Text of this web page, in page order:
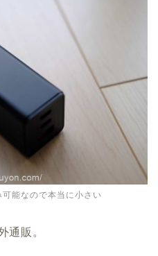
能なので本当に小さい
通販。